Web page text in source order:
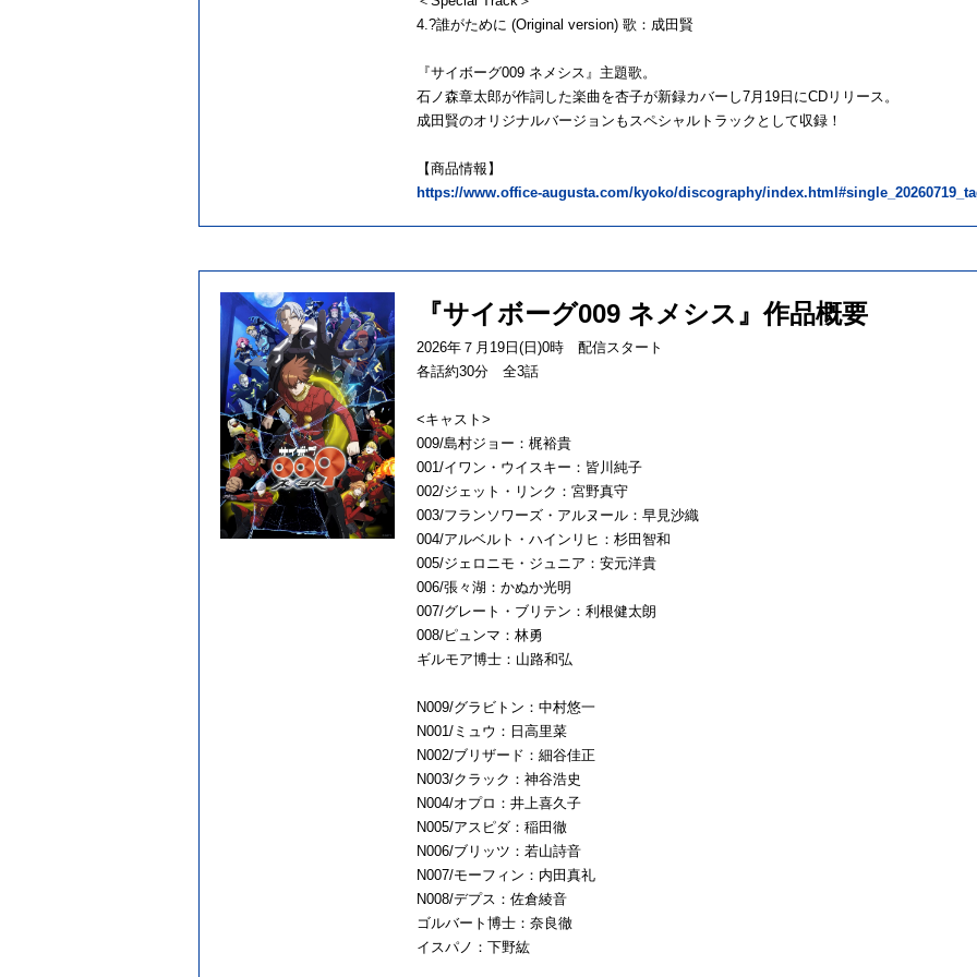
4.?誰がために (Original version) 歌：成田賢
『サイボーグ009 ネメシス』主題歌。
石ノ森章太郎が作詞した楽曲を杏子が新録カバーし7月19日にCDリリース。
成田賢のオリジナルバージョンもスペシャルトラックとして収録！
【商品情報】
https://www.office-augusta.com/kyoko/discography/
『サイボーグ009 ネメシス』作品概要
2026年７月19日(日)0時 配信スタート
各話約30分 全3話
<キャスト>
009/島村ジョー：梶裕貴
001/イワン・ウイスキー：皆川純子
002/ジェット・リンク：宮野真守
003/フランソワーズ・アルヌール：早見沙織
004/アルベルト・ハインリヒ：杉田智和
005/ジェロニモ・ジュニア：安元洋貴
006/張々湖：かぬか光明
007/グレート・ブリテン：利根健太朗
008/ピュンマ：林勇
ギルモア博士：山路和弘
N009/グラビトン：中村悠一
N001/ミュウ：日高里菜
N002/ブリザード：細谷佳正
N003/クラック：神谷浩史
N004/オプロ：井上喜久子
N005/アスピダ：稲田徹
N006/ブリッツ：若山詩音
N007/モーフィン：内田真礼
N008/デプス：佐倉綾音
ゴルバート博士：奈良徹
イスパノ：下野紘